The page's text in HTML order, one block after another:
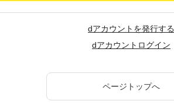
dアカウントを発行する
dアカウントログイン
ページトップへ